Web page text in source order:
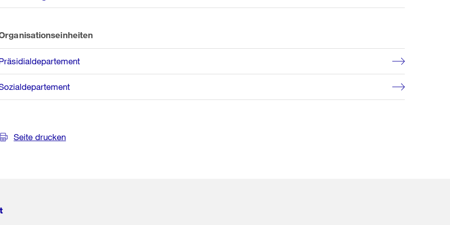
Seite drucken